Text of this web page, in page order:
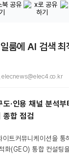
룸에 AI 검색 최
도·인용 채널 분석
종합 점검
트커뮤니케이션을 통
(GEO) 통합 컨설팅